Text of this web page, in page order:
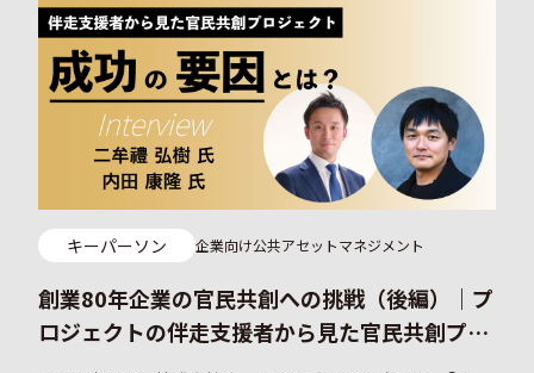
り。 今後、地域の社会課題解決の担い手になる地域のオーガ
ナイザー（中間支援組織やローカルゼブラ企業）にとって、
今回の九州経済産業局の取り組みは先進的な事例にあたると
考えています。 単純に地域の社会課題解決に取り組む事業者
の事業開発支援をするだけでは、課題にフィットしないビジ
ネスになってくると考えられます。地域の社会課題の現場に
近い自治体を巻き込んだ官民共創による事業開発をどのよう
に進めていけばよいのか、その先進的な取り組みから見えて
くるものがあるはずです。
キーパーソン
企業向け公共アセットマネジメント
創業80年企業の官民共創への挑戦（後編）｜プ
ロジェクトの伴走支援者から見た官民共創プロ
ジェクト成功の要因